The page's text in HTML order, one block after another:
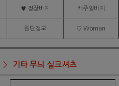
♥ 정장바지 캐주얼바지
원단정보 ♡ Woman
기타 무늬 실크셔츠